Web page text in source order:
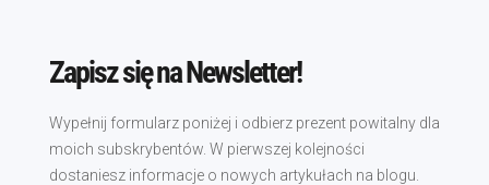
Zapisz się na Newsletter!
Wypełnij formularz poniżej i odbierz prezent powitalny dla
moich subskrybentów. W pierwszej kolejności
dostaniesz informacje o nowych artykułach na blogu.